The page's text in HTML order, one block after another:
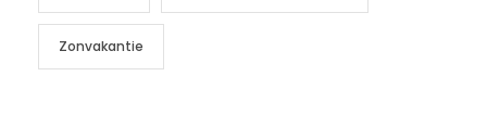
Zonvakantie